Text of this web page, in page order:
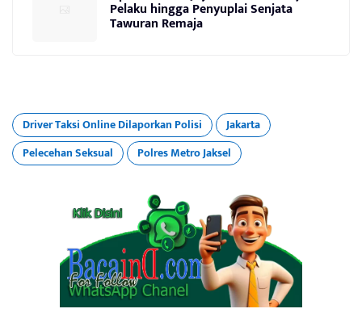
Pelaku hingga Penyuplai Senjata
Tawuran Remaja
Driver Taksi Online Dilaporkan Polisi
Jakarta
Pelecehan Seksual
Polres Metro Jaksel